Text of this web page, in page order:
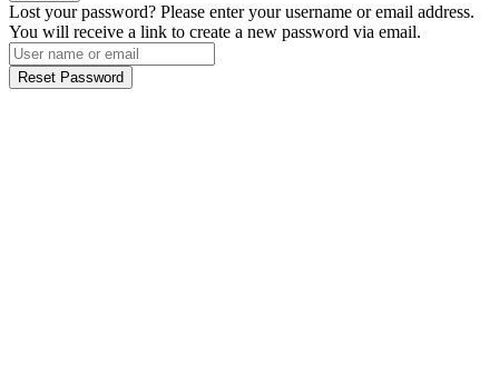
Lost your password? Please enter your username or email address.
You will receive a link to create a new password via email.
Reset Password